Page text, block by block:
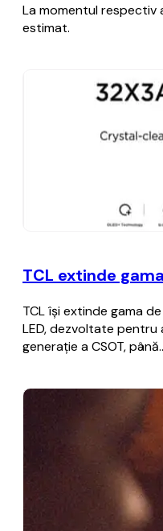
La momentul respectiv
estimat.
TCL extinde
TCL își extinde gama
LED, dezvoltate pentru
generație a CSOT,